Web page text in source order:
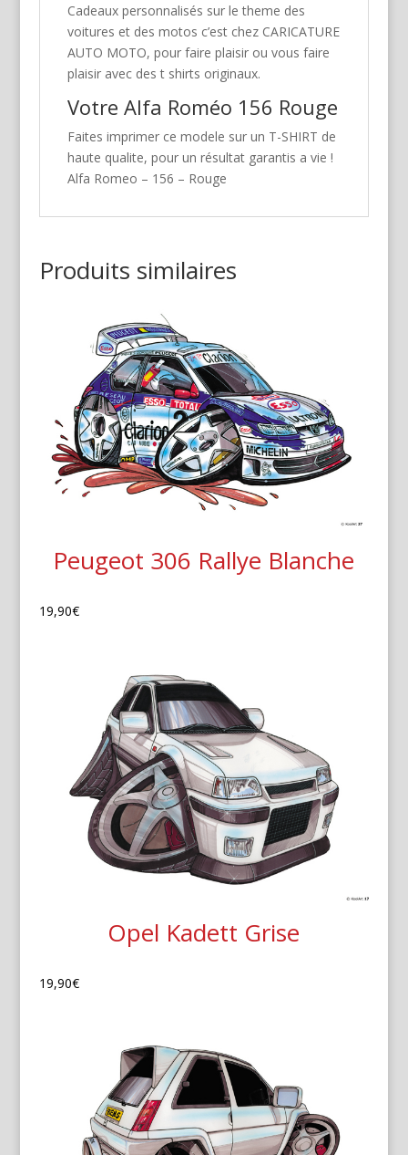
Cadeaux personnalisés sur le theme des
voitures et des motos c’est chez CARICATURE
AUTO MOTO, pour faire plaisir ou vous faire
plaisir avec des t shirts originaux.
Votre Alfa Roméo 156 Rouge
Faites imprimer ce modele sur un T-SHIRT de
haute qualite, pour un résultat garantis a vie !
Alfa Romeo – 156 – Rouge
Produits similaires
Peugeot 306 Rallye Blanche
19,90€
Opel Kadett Grise
19,90€